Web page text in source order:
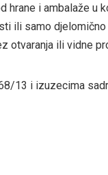
hrane i ambalaže u
ili samo
otvaranja ili vidne
13 i izuzecima